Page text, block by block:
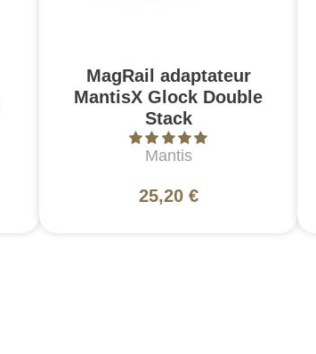
MagRail adaptateur
MantisX Glock Double
Stack
Mantis
25,20 €